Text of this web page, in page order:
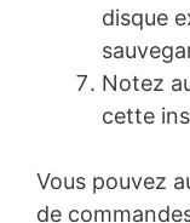
disque
Notez
cette
Vous pouvez
de